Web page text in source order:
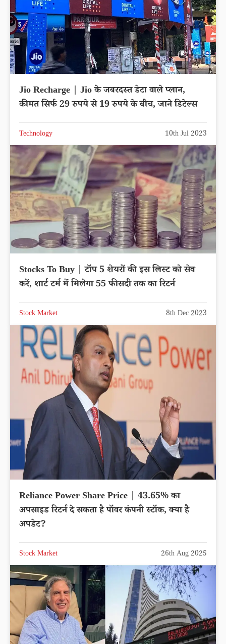
Jio Recharge | Jio के जबरदस्त डेटा वाले प्लान,
कीमत सिर्फ 29 रुपये से 19 रुपये के बीच, जाने डिटेल्स
Technology 10th Jul 2023
Stocks To Buy | टॉप 5 शेयरों की इस लिस्ट को सेव
करें, शार्ट टर्म में मिलेगा 55 फीसदी तक का रिटर्न
Stock Market 8th Dec 2023
Reliance Power Share Price | 43.65% का
अपसाइड रिटर्न दे सकता है पॉवर कंपनी स्टॉक, क्या है
अपडेट?
Stock Market 26th Aug 2025